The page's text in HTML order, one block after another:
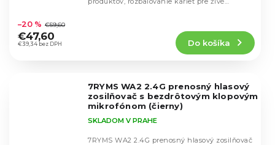
hodnotenie
produktu
je
€39,34 bez DPH
–20 % €59,60
€47,60
Do košíka
7RYMS WA2 2.4G prenosný hlasový
zosilňovač s bezdrôtovým klopovým
mikrofónom (čierny)
SKLADOM V PRAHE
7RYMS WA2 2.4G prenosný hlasový zosilňovač